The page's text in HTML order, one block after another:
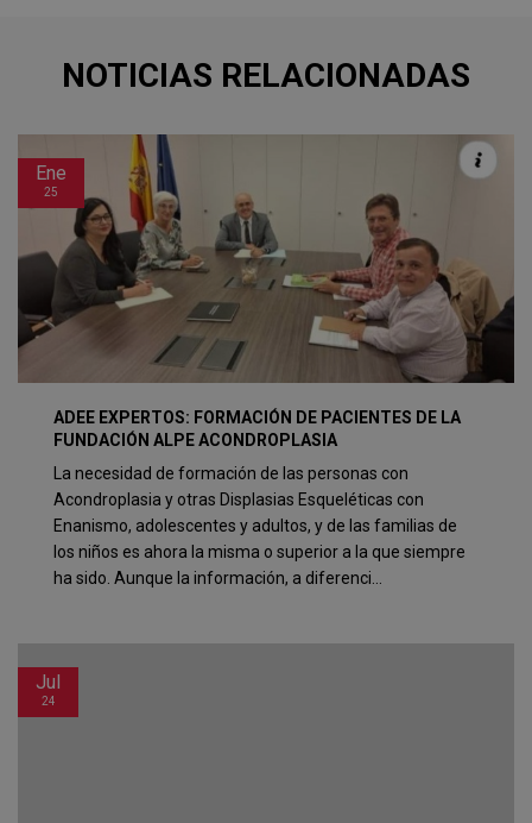
NOTICIAS RELACIONADAS
Ene
25
ADEE EXPERTOS: FORMACIÓN DE PACIENTES DE LA
FUNDACIÓN ALPE ACONDROPLASIA
La necesidad de formación de las personas con
Acondroplasia y otras Displasias Esqueléticas con
Enanismo, adolescentes y adultos, y de las familias de
los niños es ahora la misma o superior a la que siempre
ha sido. Aunque la información, a diferenci...
Jul
24